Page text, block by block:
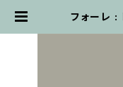
フォーレ :